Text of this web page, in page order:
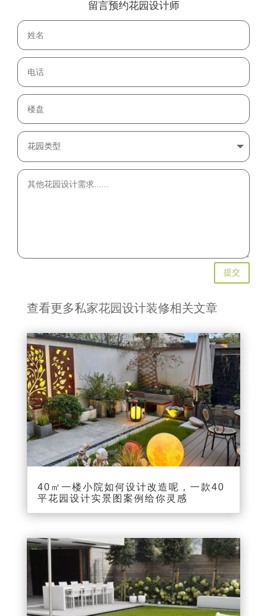
留言预约花园设计师
提交
查看更多私家花园设计装修相关文章
40㎡一楼小院如何设计改造呢，一款40
平花园设计实景图案例给你灵感